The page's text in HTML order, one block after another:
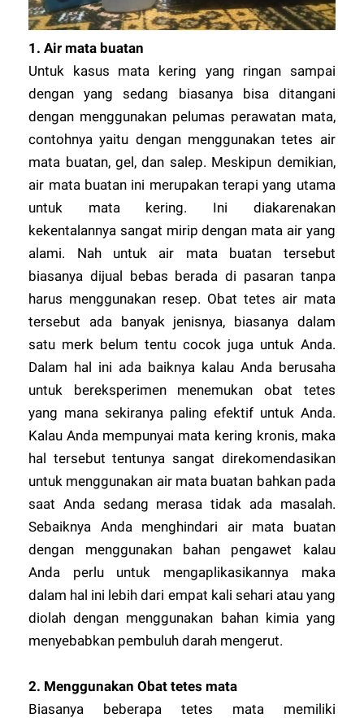
1. Air mata buatan
Untuk kasus mata kering yang ringan sampai
dengan yang sedang biasanya bisa ditangani
dengan menggunakan pelumas perawatan mata,
contohnya yaitu dengan menggunakan tetes air
mata buatan, gel, dan salep. Meskipun demikian,
air mata buatan ini merupakan terapi yang utama
untuk mata kering. Ini diakarenakan
kekentalannya sangat mirip dengan mata air yang
alami. Nah untuk air mata buatan tersebut
biasanya dijual bebas berada di pasaran tanpa
harus menggunakan resep. Obat tetes air mata
tersebut ada banyak jenisnya, biasanya dalam
satu merk belum tentu cocok juga untuk Anda.
Dalam hal ini ada baiknya kalau Anda berusaha
untuk bereksperimen menemukan obat tetes
yang mana sekiranya paling efektif untuk Anda.
Kalau Anda mempunyai mata kering kronis, maka
hal tersebut tentunya sangat direkomendasikan
untuk menggunakan air mata buatan bahkan pada
saat Anda sedang merasa tidak ada masalah.
Sebaiknya Anda menghindari air mata buatan
dengan menggunakan bahan pengawet kalau
Anda perlu untuk mengaplikasikannya maka
dalam hal ini lebih dari empat kali sehari atau yang
diolah dengan menggunakan bahan kimia yang
menyebabkan pembuluh darah mengerut.
2. Menggunakan Obat tetes mata
Biasanya beberapa tetes mata memiliki